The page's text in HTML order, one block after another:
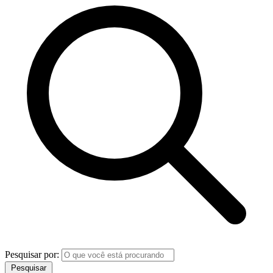
Pesquisar por:
Pesquisar